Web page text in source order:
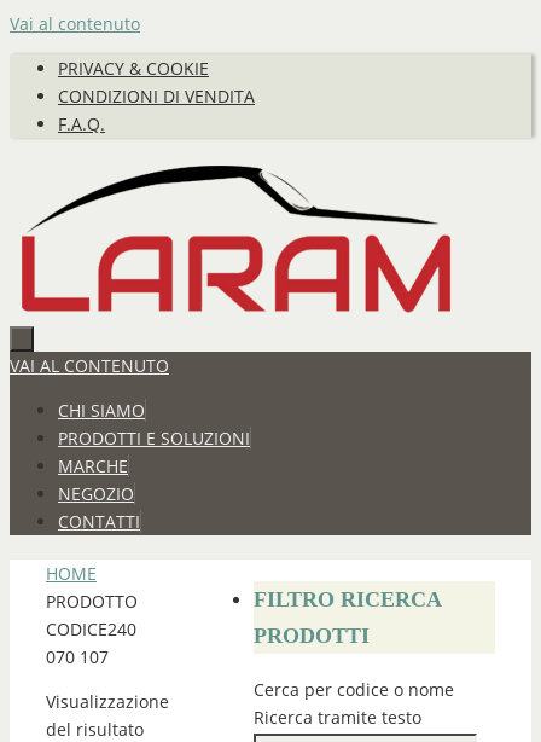
Vai al contenuto
PRIVACY & COOKIE
CONDIZIONI DI VENDITA
F.A.Q.
VAI AL CONTENUTO
CHI SIAMO
PRODOTTI E SOLUZIONI
MARCHE
NEGOZIO
CONTATTI
HOME
PRODOTTO
CODICE240
070 107
Visualizzazione
del risultato
FILTRO RICERCA
PRODOTTI
Cerca per codice o nome
Ricerca tramite testo